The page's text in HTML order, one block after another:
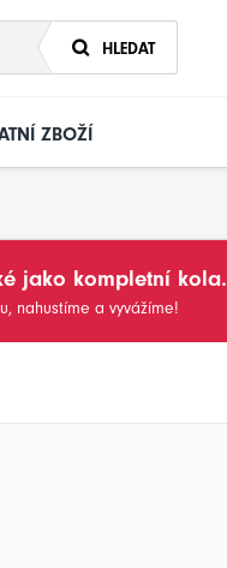
HLEDAT
ZBOŽÍ
jako kompletní kola.
nahustíme a vyvážíme!